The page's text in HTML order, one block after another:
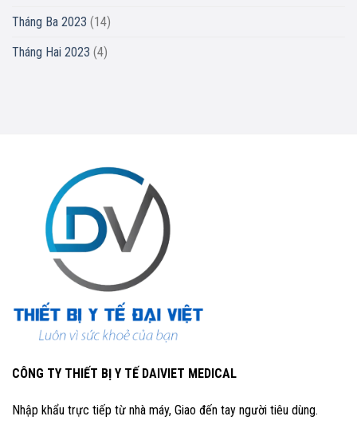
Tháng Ba 2023 (14)
Tháng Hai 2023 (4)
CÔNG TY THIẾT BỊ Y TẾ DAIVIET MEDICAL
Nhập khẩu trực tiếp từ nhà máy, Giao đến tay người tiêu dùng.